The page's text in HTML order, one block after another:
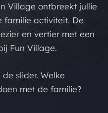
Village ontbreekt jullie
familie activiteit. De
en vertier met een
Fun Village.
slider. Welke
met de familie?